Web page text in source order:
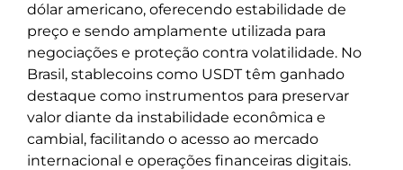
dólar americano, oferecendo estabilidade de
preço e sendo amplamente utilizada para
negociações e proteção contra volatilidade. No
Brasil, stablecoins como USDT têm ganhado
destaque como instrumentos para preservar
valor diante da instabilidade econômica e
cambial, facilitando o acesso ao mercado
internacional e operações financeiras digitais.